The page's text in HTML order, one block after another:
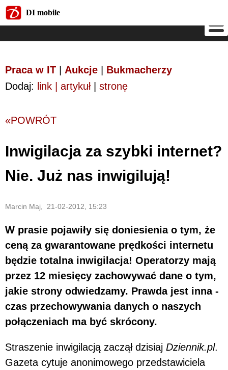
DI mobile
Praca w IT Aukcje
Bukmacherzy
Dodaj: link | artykuł| stronę
«POWRÓT
Inwigilacja za szybki internet?
Nie. Już nas inwigilują!
Marcin Maj, 21-02-2012, 15:23
W prasie pojawiły się doniesienia o tym, że
ceną za gwarantowane prędkości internetu
będzie totalna inwigilacja! Operatorzy mają
przez 12 miesięcy zachowywać dane o tym,
jakie strony odwiedzamy. Prawda jest inna -
czas przechowywania danych o naszych
połączeniach ma być skrócony.
Straszenie inwigilacją zaczął dzisiaj Dziennik.pl.
Gazeta cytuje anonimowego przedstawiciela
DI mobile